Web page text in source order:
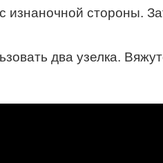
изнаночной стороны.
два узелка.